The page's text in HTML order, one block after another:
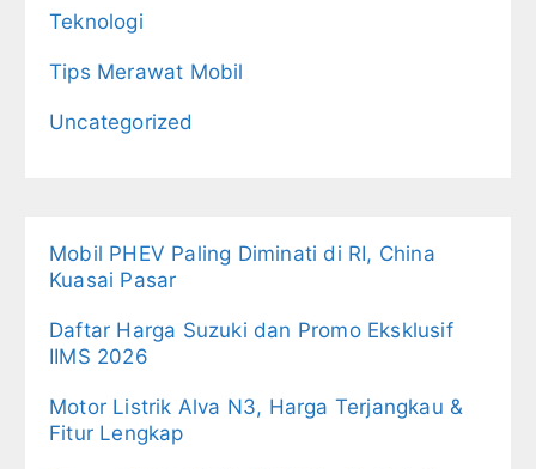
Teknologi
Tips Merawat Mobil
Uncategorized
Mobil PHEV Paling Diminati di RI, China
Kuasai Pasar
Daftar Harga Suzuki dan Promo Eksklusif
IIMS 2026
Motor Listrik Alva N3, Harga Terjangkau &
Fitur Lengkap